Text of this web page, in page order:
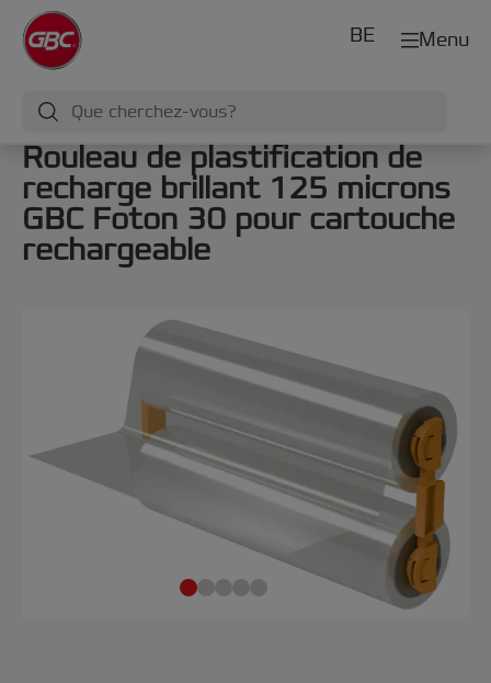
Menu
BE
Rouleau de plastification de
recharge brillant 125 microns
GBC Foton 30 pour cartouche
rechargeable